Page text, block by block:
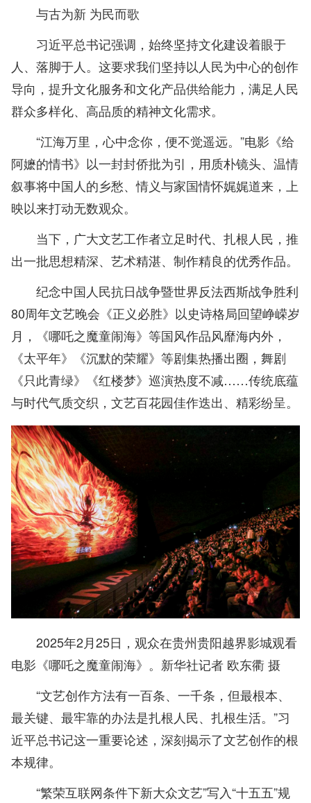
与古为新 为民而歌
习近平总书记强调，始终坚持文化建设着眼于
人、落脚于人。这要求我们坚持以人民为中心的创作
导向，提升文化服务和文化产品供给能力，满足人民
群众多样化、高品质的精神文化需求。
“江海万里，心中念你，便不觉遥远。”电影《给
阿嬷的情书》以一封封侨批为引，用质朴镜头、温情
叙事将中国人的乡愁、情义与家国情怀娓娓道来，上
映以来打动无数观众。
当下，广大文艺工作者立足时代、扎根人民，推
出一批思想精深、艺术精湛、制作精良的优秀作品。
纪念中国人民抗日战争暨世界反法西斯战争胜利
80周年文艺晚会《正义必胜》以史诗格局回望峥嵘岁
月，《哪吒之魔童闹海》等国风作品风靡海内外，
《太平年》《沉默的荣耀》等剧集热播出圈，舞剧
《只此青绿》《红楼梦》巡演热度不减……传统底蕴
与时代气质交织，文艺百花园佳作迭出、精彩纷呈。
2025年2月25日，观众在贵州贵阳越界影城观看
电影《哪吒之魔童闹海》。新华社记者 欧东衢 摄
“文艺创作方法有一百条、一千条，但最根本、
最关键、最牢靠的办法是扎根人民、扎根生活。”习
近平总书记这一重要论述，深刻揭示了文艺创作的根
本规律。
“繁荣互联网条件下新大众文艺”写入“十五五”规